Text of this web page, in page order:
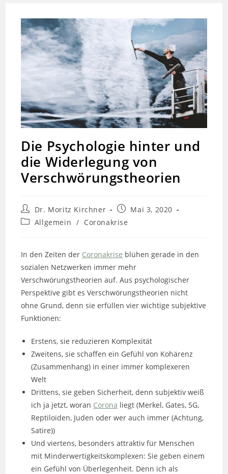
Die Psychologie hinter und
die Widerlegung von
Verschwörungstheorien
Beitrags-
Autor:
Dr. Moritz Kirchner
Beitrag
veröffentlicht:
Mai 3, 2020
Beitrags-
Allgemein / Coronakrise
In den Zeiten der Coronakrise blühen gerade in den
sozialen Netzwerken immer mehr
Verschwörungstheorien auf. Aus psychologischer
Perspektive gibt es Verschwörungstheorien nicht
ohne Grund, denn sie erfüllen vier wichtige subjektive
Funktionen:
Erstens, sie reduzieren Komplexität
Zweitens, sie schaffen ein Gefühl von Kohärenz
(Zusammenhang) in einer immer komplexeren
Welt
Drittens, sie geben Sicherheit, denn subjektiv weiß
ich ja jetzt, woran Corona liegt (Merkel, Gates, 5G,
Reptiloiden, Juden oder wer auch immer (Achtung,
Satire))
Und viertens, besonders attraktiv für Menschen
mit Minderwertigkeitskomplexen: Sie geben einem
ein Gefühl von Überlegenheit. Denn ich als